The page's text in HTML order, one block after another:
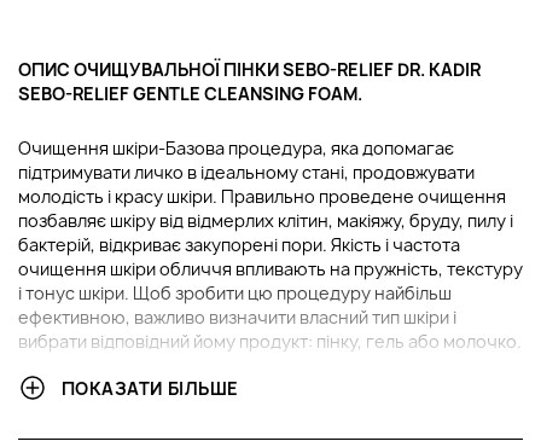
ОПИС ОЧИЩУВАЛЬНОЇ ПІНКИ SEBO-RELIEF DR. KADIR
SEBO-RELIEF GENTLE CLEANSING FOAM.
Очищення шкіри-Базова процедура, яка допомагає
підтримувати личко в ідеальному стані, продовжувати
молодість і красу шкіри. Правильно проведене очищення
позбавляє шкіру від відмерлих клітин, макіяжу, бруду, пилу і
бактерій, відкриває закупорені пори. Якість і частота
очищення шкіри обличчя впливають на пружність, текстуру
і тонус шкіри. Щоб зробити цю процедуру найбільш
ефективною, важливо визначити власний тип шкіри і
вибрати відповідний йому продукт: пінку, гель або молочко.
У ЧОМУ ПЕРЕВАГИ ОЧИЩУВАЛЬНОЇ ПІНКИ SEBO-RELIEF
ПОКАЗАТИ БІЛЬШЕ